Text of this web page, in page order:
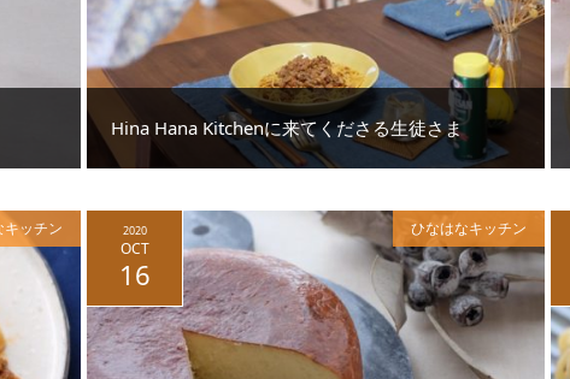
Hina Hana Kitchenに来てくださる生徒さま
ッチン 2020
OCT
16
ひなはなキッチン